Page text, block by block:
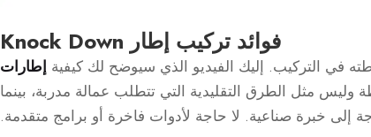
فوائد تركيب إطار Knock Down
إطارات
بسيطة وليس مثل الطرق التقليدية التي تتطلب عمالة مدربة، بينما